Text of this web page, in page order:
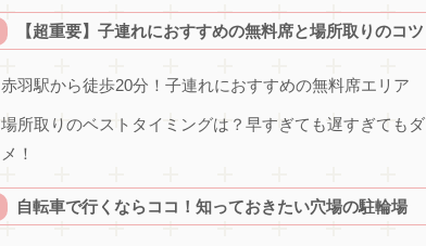
【超重要】子連れにおすすめの無料席と場所取りのコツ
赤羽駅から徒歩20分！子連れにおすすめの無料席エリア
場所取りのベストタイミングは？早すぎても遅すぎてもダ
メ！
自転車で行くならココ！知っておきたい穴場の駐輪場